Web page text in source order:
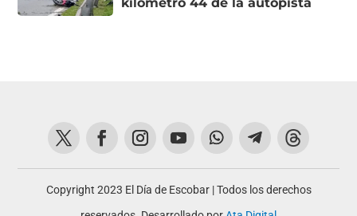
Copyright 2023 El Día de Escobar | Todos los derechos